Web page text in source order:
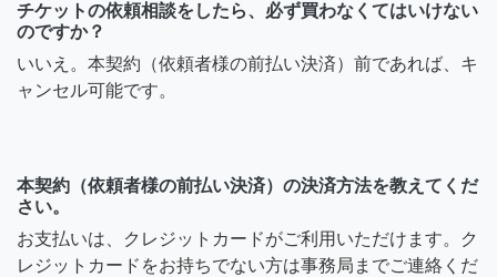
チケットの依頼相談をしたら、必ず買わなくてはいけない
のですか？
いいえ。本契約（依頼者様の前払い決済）前であれば、キ
ャンセル可能です。
本契約（依頼者様の前払い決済）の決済方法を教えてくだ
さい。
お支払いは、クレジットカードがご利用いただけます。ク
レジットカードをお持ちでない方は事務局までご連絡くだ